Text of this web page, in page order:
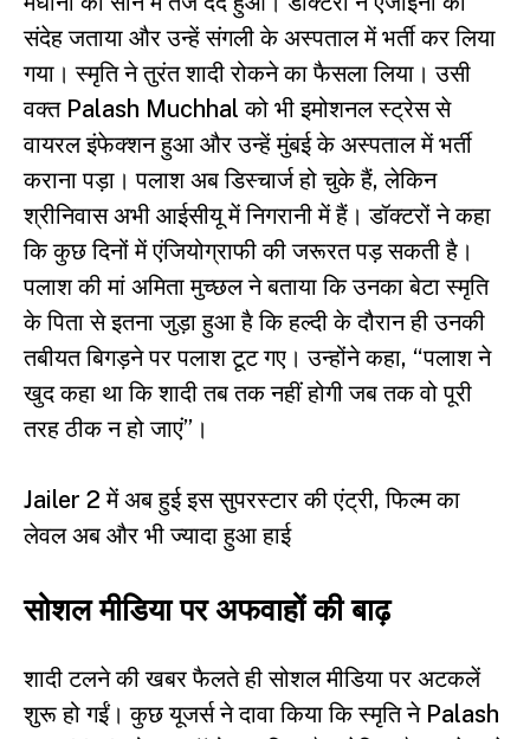
संदेह जताया और उन्हें संगली के अस्पताल में भर्ती कर लिया
गया। स्मृति ने तुरंत शादी रोकने का फैसला लिया। उसी
वक्त Palash Muchhal को भी इमोशनल स्ट्रेस से
वायरल इंफेक्शन हुआ और उन्हें मुंबई के अस्पताल में भर्ती
कराना पड़ा। पलाश अब डिस्चार्ज हो चुके हैं, लेकिन
श्रीनिवास अभी आईसीयू में निगरानी में हैं। डॉक्टरों ने कहा
कि कुछ दिनों में एंजियोग्राफी की जरूरत पड़ सकती है।
पलाश की मां अमिता मुच्छल ने बताया कि उनका बेटा स्मृति
के पिता से इतना जुड़ा हुआ है कि हल्दी के दौरान ही उनकी
तबीयत बिगड़ने पर पलाश टूट गए। उन्होंने कहा, “पलाश ने
खुद कहा था कि शादी तब तक नहीं होगी जब तक वो पूरी
तरह ठीक न हो जाएं”।
Jailer 2 में अब हुई इस सुपरस्टार की एंट्री, फिल्म का
लेवल अब और भी ज्यादा हुआ हाई
सोशल मीडिया पर अफवाहों की बाढ़
शादी टलने की खबर फैलते ही सोशल मीडिया पर अटकलें
शुरू हो गईं। कुछ यूजर्स ने दावा किया कि स्मृति ने Palash